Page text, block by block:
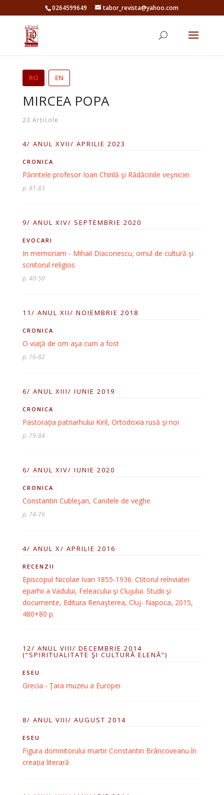
0264599649 tabor_revista@yahoo.com
RO | EN
MIRCEA POPA
23 Articole
4/ ANUL XVII/ APRILIE 2023
CRONICA
Părintele profesor Ioan Chirilă şi Rădăcinile veşniciei
p. 81-83
9/ ANUL XIV/ SEPTEMBRIE 2020
EVOCARI
In memoriam - Mihail Diaconescu, omul de cultură şi
scriitorul religios
p. 40-50
11/ ANUL XII/ NOIEMBRIE 2018
CRONICA
O viaţă de om aşa cum a fost
p. 76-82
6/ ANUL XIII/ IUNIE 2019
CRONICA
Pastoraţia patriarhului Kiril, Ortodoxia rusă şi noi
p. 79-84
6/ ANUL XIV/ IUNIE 2020
CRONICA
Constantin Cubleşan, Candele de veghe
p. 74-76
4/ ANUL X/ APRILIE 2016
RECENZII
Episcopul Nicolae Ivan 1855-1936. Ctitorul reînviatei
eparhii a Vadului, Feleacului şi Clujului. Studii şi
documente, Editura Renaşterea, Cluj- Napoca, 2015,
480+80 p.
12/ ANUL VIII/ DECEMBRIE 2014
(“SPIRITUALITATE ŞI CULTURĂ ELENĂ”)
ESEU
Grecia - Ţara muzeu a Europei
8/ ANUL VIII/ AUGUST 2014
ESEU
Figura domnitorului martir Constantin Brâncoveanu în
creația literară